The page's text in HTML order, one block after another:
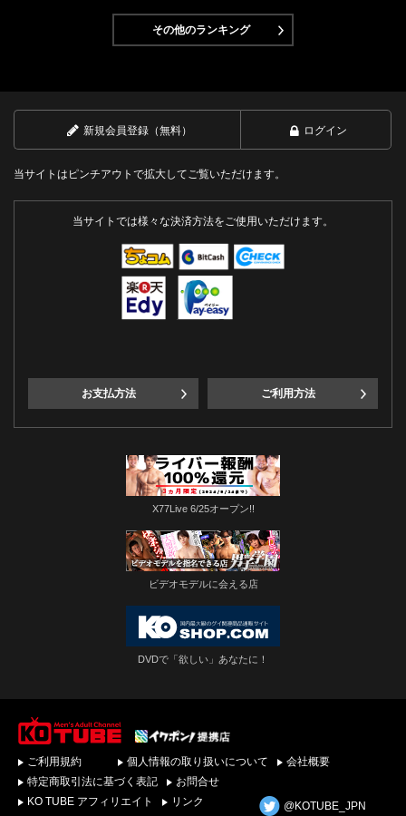
その他のランキング
新規会員登録（無料） ログイン
当サイトはピンチアウトで拡大してご覧いただけます。
当サイトでは様々な決済方法をご使用いただけます。
お支払方法 ご利用方法
X77Live 6/25オープン!!
ビデオモデルに会える店
DVDで「欲しい」あなたに！
単ダウンロード！ゲイ
動画配信サイトKO
TUBEトップページへ
ご利用規約 個人情報の取り扱いについて
会社概要
特定商取引法に基づく表記
お問合せ
KO TUBE アフィリエイト
リンク @KOTUBE_JPN